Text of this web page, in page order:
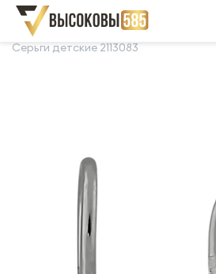
Главная Склад готовой продукции
Серьги детские 2113083